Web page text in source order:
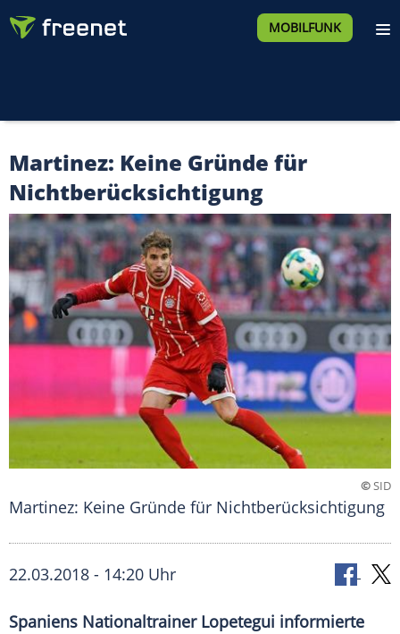
MOBILFUNK
Martinez: Keine Gründe für
Nichtberücksichtigung
©SID
Martinez: Keine Gründe für Nichtberücksichtigung
22.03.2018 - 14:20 Uhr
Spaniens Nationaltrainer Lopetegui informierte